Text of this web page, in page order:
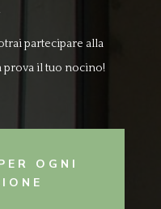
partecipare alla
prova il tuo nocino!
OGNI